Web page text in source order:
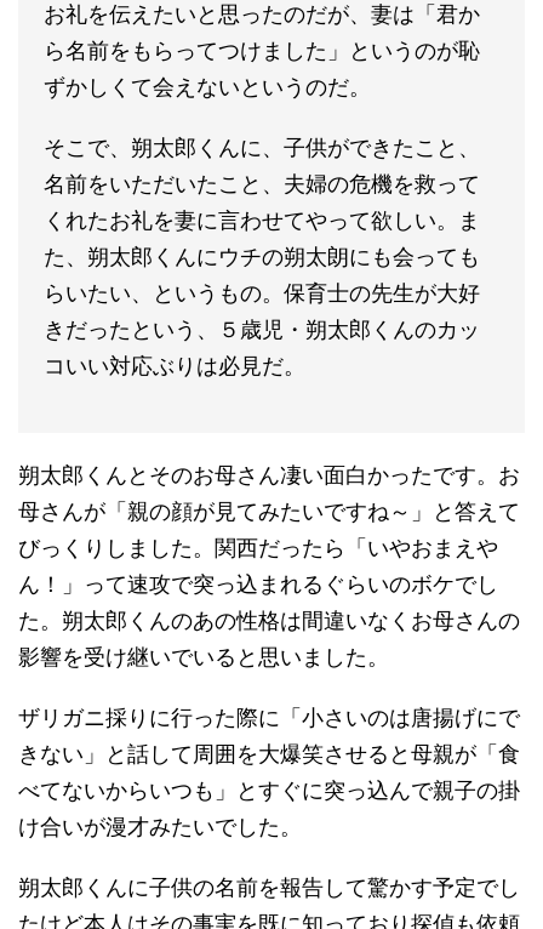
お礼を伝えたいと思ったのだが、妻は「君か
ら名前をもらってつけました」というのが恥
ずかしくて会えないというのだ。
そこで、朔太郎くんに、子供ができたこと、
名前をいただいたこと、夫婦の危機を救って
くれたお礼を妻に言わせてやって欲しい。ま
た、朔太郎くんにウチの朔太朗にも会っても
らいたい、というもの。保育士の先生が大好
きだったという、５歳児・朔太郎くんのカッ
コいい対応ぶりは必見だ。
朔太郎くんとそのお母さん凄い面白かったです。お
母さんが「親の顔が見てみたいですね～」と答えて
びっくりしました。関西だったら「いやおまえや
ん！」って速攻で突っ込まれるぐらいのボケでし
た。朔太郎くんのあの性格は間違いなくお母さんの
影響を受け継いでいると思いました。
ザリガニ採りに行った際に「小さいのは唐揚げにで
きない」と話して周囲を大爆笑させると母親が「食
べてないからいつも」とすぐに突っ込んで親子の掛
け合いが漫才みたいでした。
朔太郎くんに子供の名前を報告して驚かす予定でし
たけど本人はその事実を既に知っており探偵も依頼